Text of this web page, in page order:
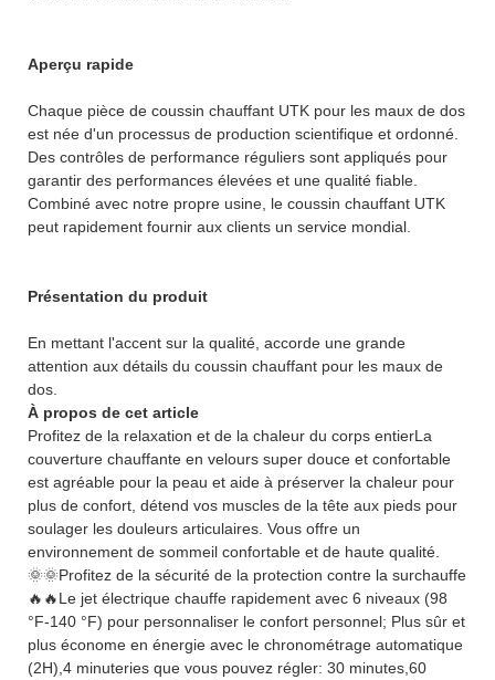
Aperçu rapide
Chaque pièce de coussin chauffant UTK pour les maux de dos
est née d'un processus de production scientifique et ordonné.
Des contrôles de performance réguliers sont appliqués pour
garantir des performances élevées et une qualité fiable.
Combiné avec notre propre usine, le coussin chauffant UTK
peut rapidement fournir aux clients un service mondial.
Présentation du produit
En mettant l'accent sur la qualité, accorde une grande
attention aux détails du coussin chauffant pour les maux de
dos.
À propos de cet article
Profitez de la relaxation et de la chaleur du corps entierLa
couverture chauffante en velours super douce et confortable
est agréable pour la peau et aide à préserver la chaleur pour
plus de confort, détend vos muscles de la tête aux pieds pour
soulager les douleurs articulaires. Vous offre un
environnement de sommeil confortable et de haute qualité.
🌞🌞Profitez de la sécurité de la protection contre la surchauffe
🔥🔥Le jet électrique chauffe rapidement avec 6 niveaux (98
°F-140 °F) pour personnaliser le confort personnel; Plus sûr et
plus économe en énergie avec le chronométrage automatique
(2H),4 minuteries que vous pouvez régler: 30 minutes,60